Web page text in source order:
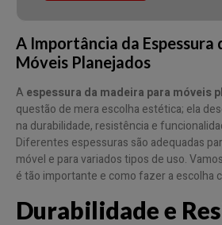
A Importância da Espessura
Móveis Planejados
A espessura da madeira para móveis
questão de mera escolha estética; ela
na durabilidade, resistência e
Diferentes espessuras são adequadas
móvel e para variados tipos de uso.
é tão importante e como fazer a escolha
Durabilidade e